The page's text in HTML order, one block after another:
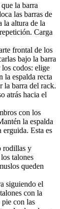
la barra
las barras de
la altura de la
Carga
frontal de los
bajo la barra
codos: elige
la espalda recta
la barra del rack.
atrás hacia el
con los
la espalda
Esta es
rodillas y
talones
queden
siguiendo el
con la
con las